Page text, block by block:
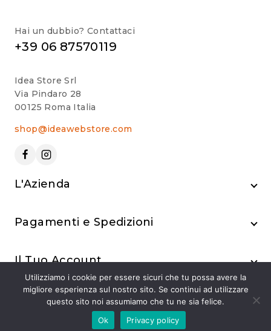
Hai un dubbio? Contattaci
+39 06 87570119
Idea Store Srl
Via Pindaro 28
00125 Roma Italia
shop@ideawebstore.com
L'Azienda
Pagamenti e Spedizioni
Il Tuo Account
© 2024 Idea Store Srl
Utilizziamo i cookie per essere sicuri che tu possa avere la
migliore esperienza sul nostro sito. Se continui ad utilizzare
questo sito noi assumiamo che tu ne sia felice.
Ok
Privacy policy